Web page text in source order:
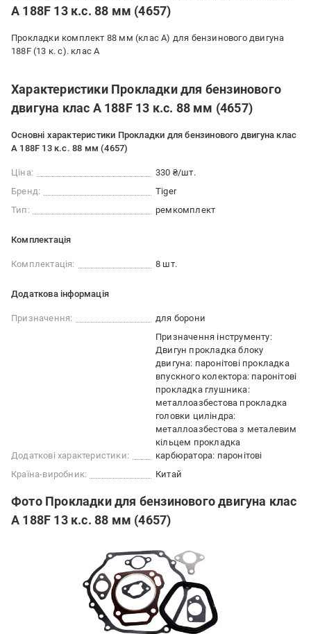
А 188F 13 к.с. 88 мм (4657)
Прокладки комплект 88 мм (клас А) для бензинового двигуна
188F (13 к. c). клас А
Характеристики Прокладки для бензинового
двигуна клас А 188F 13 к.с. 88 мм (4657)
Основні характеристики Прокладки для бензинового двигуна клас
А 188F 13 к.с. 88 мм (4657)
Ціна:
330 ₴/шт.
Бренд:
Tiger
Тип:
ремкомплект
Комплектація
Комплектація: 8 шт.
Додаткова інформація
Призначення: для борони
Додаткові характеристики:
Призначення інструменту:
Двигун прокладка блоку
двигуна: паронітові прокладка
впускного колектора: паронітові
прокладка глушника:
металлоазбестова прокладка
головки циліндра:
металлоазбестова з металевим
кільцем прокладка
карбюратора: паронітові
Країна-виробник:
Китай
Фото Прокладки для бензинового двигуна клас
А 188F 13 к.с. 88 мм (4657)